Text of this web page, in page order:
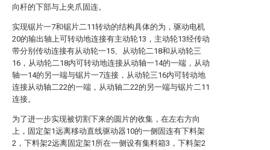
向杆的下部与上夹爪固连。
实现锯片一7和锯片二11转动的结构具体的为，驱动电机
20的输出轴上可转动地连接有主动轮13，主动轮13经传动
带分别传动连接有从动轮一15、从动轮二18和从动轮三
16，从动轮二18内可转动地连接从动轴一14的一端，从动
轴一14的另一端与锯片一7连接，从动轮三16内可转动地
连接从动轴二22的一端，从动轴二22的另一端与锯片二11
连接。
为了进一步实现被切割下来的圆片的收集，在左右方向
上，固定架1远离移动直线驱动器10的一侧固连有下料架
2，下料架2远离固定架1所在一侧设有集料箱3，下料架2